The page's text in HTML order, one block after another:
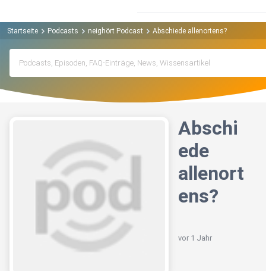
Startseite Podcasts neighört Podcast Abschiede allenortens?
Abschi
ede
allenort
ens?
vor 1 Jahr